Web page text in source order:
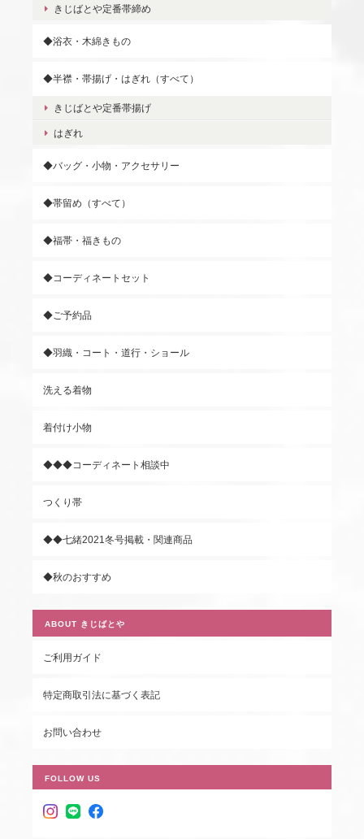
きじばとや定番帯締め
◆浴衣・木綿きもの
◆半襟・帯揚げ・はぎれ（すべて）
きじばとや定番帯揚げ
はぎれ
◆バッグ・小物・アクセサリー
◆帯留め（すべて）
◆福帯・福きもの
◆コーディネートセット
◆ご予約品
◆羽織・コート・道行・ショール
洗える着物
着付け小物
◆◆◆コーディネート相談中
つくり帯
◆◆七緒2021冬号掲載・関連商品
◆秋のおすすめ
ABOUT きじばとや
ご利用ガイド
特定商取引法に基づく表記
お問い合わせ
FOLLOW US